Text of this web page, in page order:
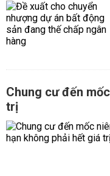
Chung cư đến
trị